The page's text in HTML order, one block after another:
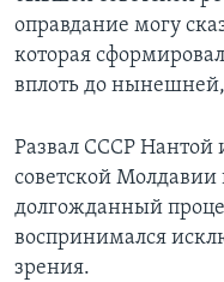
оправдание могу
которая
вплоть до нынешней,
Развал СССР
советской
долгожданный
воспринимался
зрения.